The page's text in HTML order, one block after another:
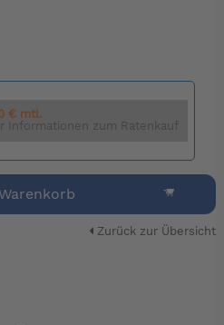
€ mtl.
Informationen zum Ratenkauf
Zurück zur Übersicht